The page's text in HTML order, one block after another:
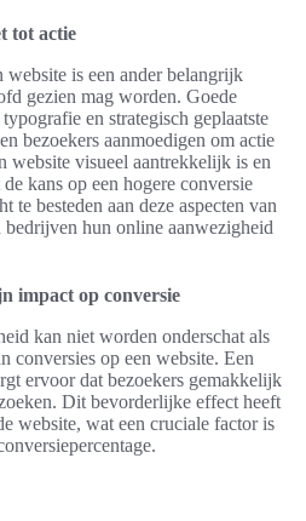
tot actie
is een ander belangrijk
gezien mag worden. Goede
en strategisch geplaatste
bezoekers aanmoedigen om actie
website visueel aantrekkelijk is en
kans op een hogere conversie
te besteden aan deze aspecten van
hun online aanwezigheid
impact op conversie
kan niet worden onderschat als
conversies op een website. Een
ervoor dat bezoekers gemakkelijk
Dit bevorderlijke effect heeft
website, wat een cruciale factor is